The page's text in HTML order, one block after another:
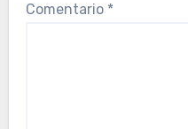
Comentario *